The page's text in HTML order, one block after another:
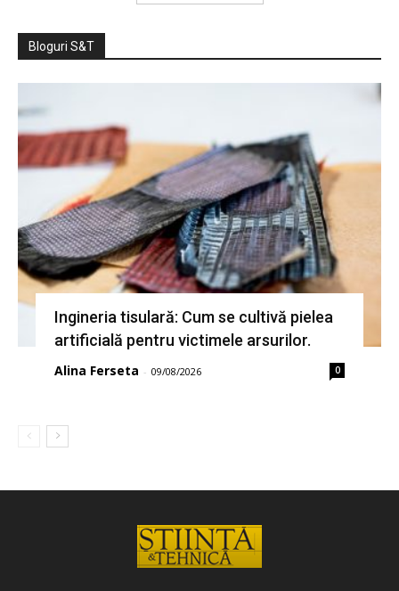
Bloguri S&T
Ingineria tisulară: Cum se cultivă pielea
artificială pentru victimele arsurilor.
Alina Ferseta - 09/08/2026 0